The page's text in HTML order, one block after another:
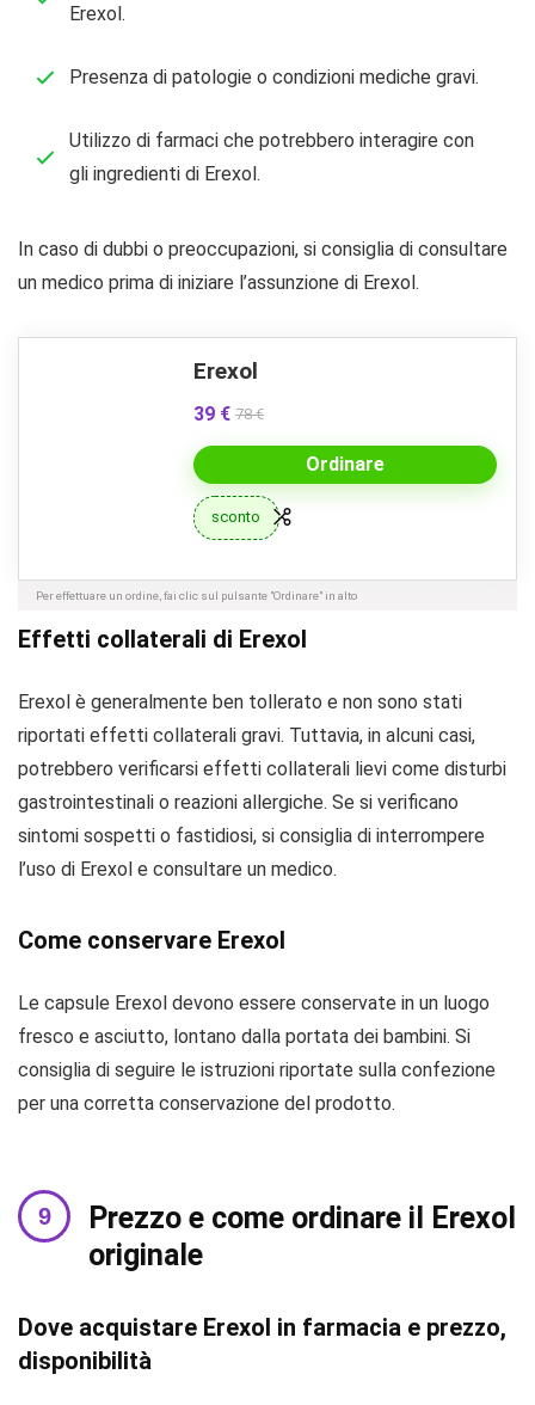
Erexol.
Presenza di patologie o condizioni mediche gravi.
Utilizzo di farmaci che potrebbero interagire con
gli ingredienti di Erexol.
In caso di dubbi o preoccupazioni, si consiglia di consultare
un medico prima di iniziare l’assunzione di Erexol.
Erexol
39 € 78 €
Ordinare
sconto
Per effettuare un ordine, fai clic sul pulsante "Ordinare" in alto
Effetti collaterali di Erexol
Erexol è generalmente ben tollerato e non sono stati
riportati effetti collaterali gravi. Tuttavia, in alcuni casi,
potrebbero verificarsi effetti collaterali lievi come disturbi
gastrointestinali o reazioni allergiche. Se si verificano
sintomi sospetti o fastidiosi, si consiglia di interrompere
l’uso di Erexol e consultare un medico.
Come conservare Erexol
Le capsule Erexol devono essere conservate in un luogo
fresco e asciutto, lontano dalla portata dei bambini. Si
consiglia di seguire le istruzioni riportate sulla confezione
per una corretta conservazione del prodotto.
Prezzo e come ordinare il Erexol
originale
Dove acquistare Erexol in farmacia e prezzo,
disponibilità